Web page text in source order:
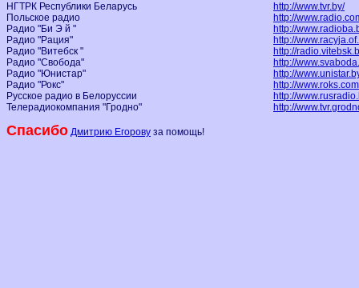
НГТРК Республики Беларусь
http://www.tvr.by/
Польское радио
http://
Радио "Би Э й "
http://
Радио "Рация"
http://
Радио "Витебск "
http://
Радио "Свобода"
http://
Радио "Юнистар"
http://
Радио "Рокс"
http://
Русское радио в Белоруссии
http://
Телерадиокомпания "Гродно"
http://
Спасибо Дмитрию Егорову за помощь!